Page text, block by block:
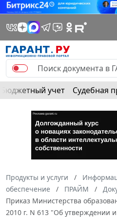
Бюджетный учет Судебная
Продукты и услуги
обеспечение
ПРАЙМ
Приказ Министерства
2010 г. N 613 "Об утверждении